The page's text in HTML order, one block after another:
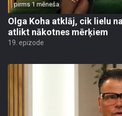
pirms 1 mēneša
Olga Koha atklāj, cik lielu
atlikt nākotnes mērķiem
19. epizode